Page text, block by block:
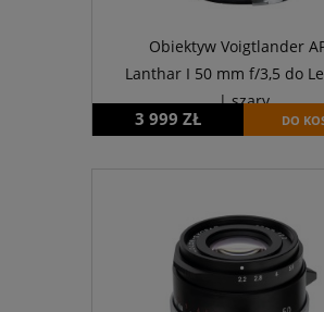
Obiektyw Voigtlander
Lanthar I 50 mm f/3,5 do
| szary
3 999 ZŁ DO